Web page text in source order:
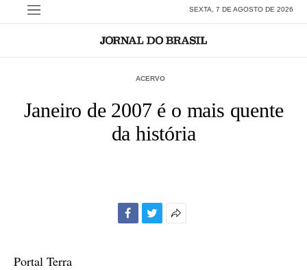
SEXTA, 7 DE AGOSTO DE 2026
ACERVO
Janeiro de 2007 é o mais quente
da história
Portal Terra